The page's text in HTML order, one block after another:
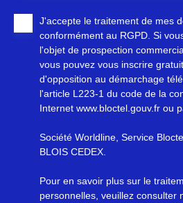
J'accepte le traitement de mes
conformément au RGPD. Si
l'objet de prospection
vous pouvez vous inscrire
d'opposition au démarchage
l'article L223-1 du code de la
Internet www.bloctel.gouv.fr ou
Société Worldline, Service
BLOIS CEDEX.
Pour en savoir plus sur le
personnelles, veuillez consulter